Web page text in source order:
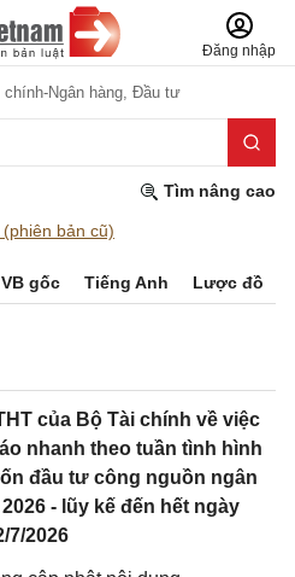
Đăng nhập
chính-Ngân hàng, Đầu tư
Tìm nâng cao
bản cũ)
VB gốc Tiếng Anh Lược đồ
của Bộ Tài chính về việc
nhanh theo tuần tình hình
đầu tư công nguồn ngân
- lũy kế đến hết ngày
7/2026